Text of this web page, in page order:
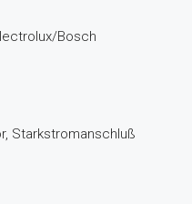
Bosch
Starkstromanschluß